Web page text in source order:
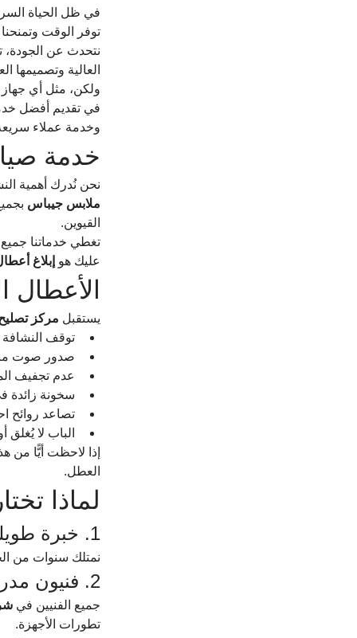
في ظل الحياة
توفر الوقت
نتحدث عن الجودة،
العالية وتصميمها
ولكن، مثل أي جهاز
في تقديم أفضل
وخدمة عملاء
خدمة
نحن نُدرك أهمية
ملابس جيباس
القيوين.
تغطي خدماتنا
عليك هو إبلاغ
الأعطال
يستقبل مركز
توقف
صدور صوت
عدم تجفيف
سخونة زائدة
تصاعد روائح
الباب لا
إذا لاحظت أيًّا من
العطل.
لماذا
1. خبرة طويلة ومعرفة تقنية دقيقة
نمتلك سنوات من
2. فنيون مدربون ومعتمدون
جميع الفنيين في
تطورات الأجهزة.